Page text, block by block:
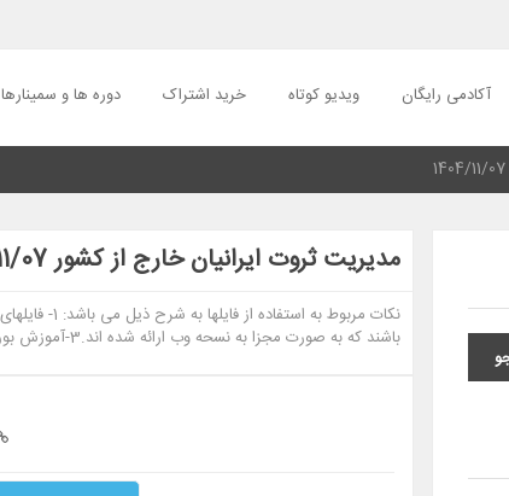
آکادمی رایگان ویدیو کوتاه خرید اشتراک دوره ها و سمینارها
مدیریت ثروت ایرانیان خارج از کشور 1404/11/07
باشند که به صورت مجزا به نسحه وب ارائه شده اند.3-آموزش بورس riskac.ir/8320 اموزش اقتصاد جهانی riskac.ir/8295